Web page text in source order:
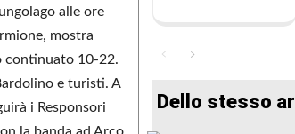
alle ore
mostra
continuato 10-22.
e turisti. A
i Responsori
la banda ad Arco
Dello stesso